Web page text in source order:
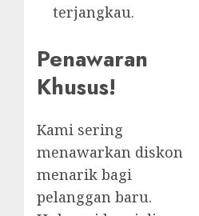
terjangkau.
Penawaran
Khusus!
Kami sering
menawarkan diskon
menarik bagi
pelanggan baru.